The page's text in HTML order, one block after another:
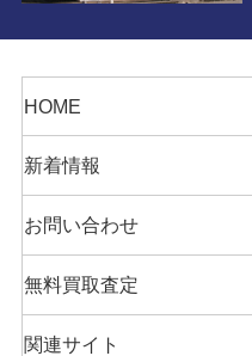
HOME
新着情報
お問い合わせ
無料買取査定
関連サイト